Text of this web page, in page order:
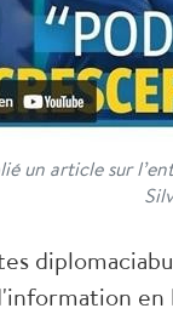
un article sur